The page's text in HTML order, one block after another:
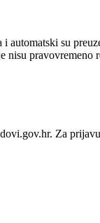
su
nisu pravovremeno
Za